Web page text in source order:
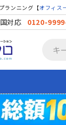
ランニング【オフィス
対応 0120-